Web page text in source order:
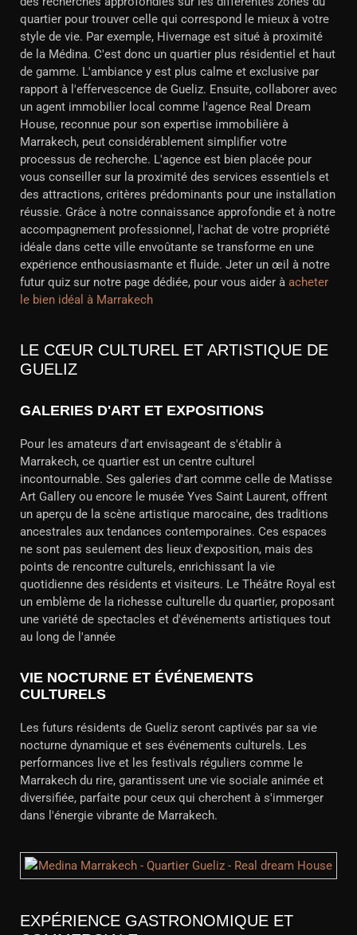
quartier pour trouver celle qui correspond le mieux à votre
style de vie. Par exemple, Hivernage est situé à proximité
de la Médina. C'est donc un quartier plus résidentiel et haut
de gamme. L'ambiance y est plus calme et exclusive par
rapport à l'effervescence de Gueliz. Ensuite, collaborer avec
un agent immobilier local comme l'agence Real Dream
House, reconnue pour son expertise immobilière à
Marrakech, peut considérablement simplifier votre
processus de recherche. L'agence est bien placée pour
vous conseiller sur la proximité des services essentiels et
des attractions, critères prédominants pour une installation
réussie. Grâce à notre connaissance approfondie et à notre
accompagnement professionnel, l'achat de votre propriété
idéale dans cette ville envoûtante se transforme en une
expérience enthousiasmante et fluide. Jeter un œil à notre
futur quiz sur notre page dédiée, pour vous aider à acheter
le bien idéal à Marrakech
LE CŒUR CULTUREL ET ARTISTIQUE DE
GUELIZ
GALERIES D'ART ET EXPOSITIONS
Pour les amateurs d'art envisageant de s'établir à
Marrakech, ce quartier est un centre culturel
incontournable. Ses galeries d'art comme celle de Matisse
Art Gallery ou encore le musée Yves Saint Laurent, offrent
un aperçu de la scène artistique marocaine, des traditions
ancestrales aux tendances contemporaines. Ces espaces
ne sont pas seulement des lieux d'exposition, mais des
points de rencontre culturels, enrichissant la vie
quotidienne des résidents et visiteurs. Le Théâtre Royal est
un emblème de la richesse culturelle du quartier, proposant
une variété de spectacles et d'événements artistiques tout
au long de l'année
VIE NOCTURNE ET ÉVÉNEMENTS
CULTURELS
Les futurs résidents de Gueliz seront captivés par sa vie
nocturne dynamique et ses événements culturels. Les
performances live et les festivals réguliers comme le
Marrakech du rire, garantissent une vie sociale animée et
diversifiée, parfaite pour ceux qui cherchent à s'immerger
dans l'énergie vibrante de Marrakech.
EXPÉRIENCE GASTRONOMIQUE ET